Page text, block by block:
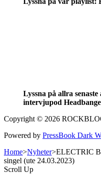
Lyssna på allra
intervjupod
Copyright © 2026
Powered by PressBook Dark
Home>Nyheter>ELECTRIC
singel (ute 24.03.2023)
Scroll Up